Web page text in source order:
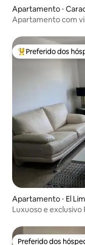
Apartamento ⋅
Apartamento com
Entre os melhores
Preferido dos
Apartamento ⋅ El
Luxuoso e exclusivo
Preferido dos